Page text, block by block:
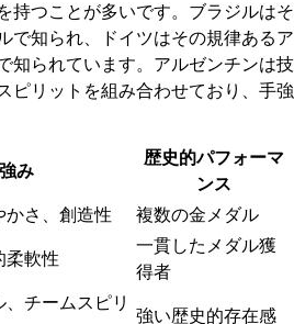
持つことが多いです。ブラジルはそ
で知られ、ドイツはその規律あるア
知られています。アルゼンチンは技
ピリットを組み合わせており、手強
強み
歴史的パフォーマ
ンス
かさ、創造性 複数の金メダル
柔軟性
一貫したメダル獲
得者
チームスピリ
強い歴史的存在感